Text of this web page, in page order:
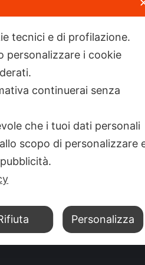
tecnici e di profilazione.
personalizzare i cookie
continuerai senza
che i tuoi dati personali
scopo di personalizzare
Personalizza